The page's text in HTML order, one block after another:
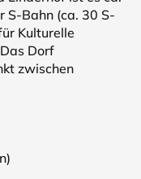
S-Bahn (ca. 30 S-
Kulturelle
Dorf
zwischen